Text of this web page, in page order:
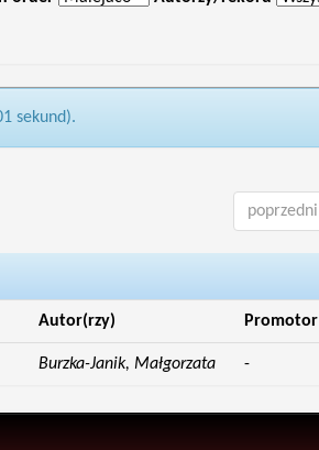
sekund).
poprzedni
Autor(rzy) Promotor
Burzka-Janik, Małgorzata -